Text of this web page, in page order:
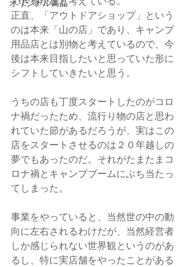
オリジナル商品
正直、「アウトドアショップ」という
のは本来「山の店」であり、キャンプ
用品店とは別物と考えているので、今
後は本来目指したいと思っていた形に
シフトしていきたいと思う。
うちの店も丁度スタートしたのがコロ
ナ禍だったため、流行り物の店と思わ
れていた節があるだろうが、実はこの
店をスタートさせるのは２０年越しの
夢でもあったのだ。それがたまたまコ
ロナ禍とキャンプブームにぶち当たっ
てしまった。
事業をやっていると、当然世の中の動
向に左右されるわけだが、当然経営者
しか感じられない世界観というのがあ
るし、特に実店舗をやったことがある